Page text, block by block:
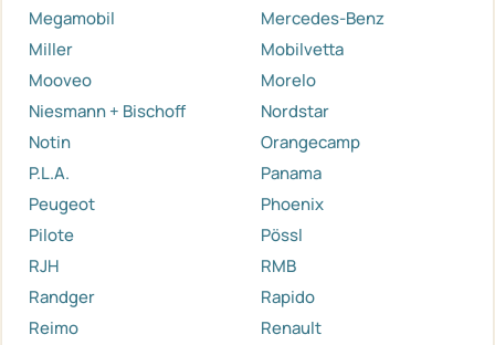
Megamobil
Mercedes-Benz
Miller
Mobilvetta
Mooveo
Morelo
Niesmann + Bischoff
Nordstar
Notin
Orangecamp
P.L.A.
Panama
Peugeot
Phoenix
Pilote
Pössl
RJH
RMB
Randger
Rapido
Reimo
Renault